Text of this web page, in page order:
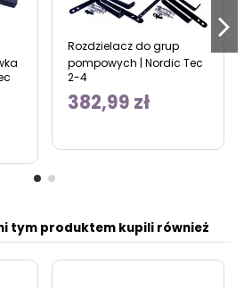
Rozdzielacz do grup
pompowych | Nordic Tec
2-4
382,99 zł
tym produktem kupili również